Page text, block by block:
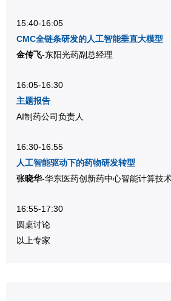
15:40-16:05
CMC全链条研发的人工智能垂直大模型
金传飞-东阳光药副总经理
16:05-16:30
主题报告
AI制药公司负责人
16:30-16:55
人工智能驱动下的药物研发转型
张晓华-华东医药创新药中心智能计算技
16:55-17:30
圆桌讨论
以上专家